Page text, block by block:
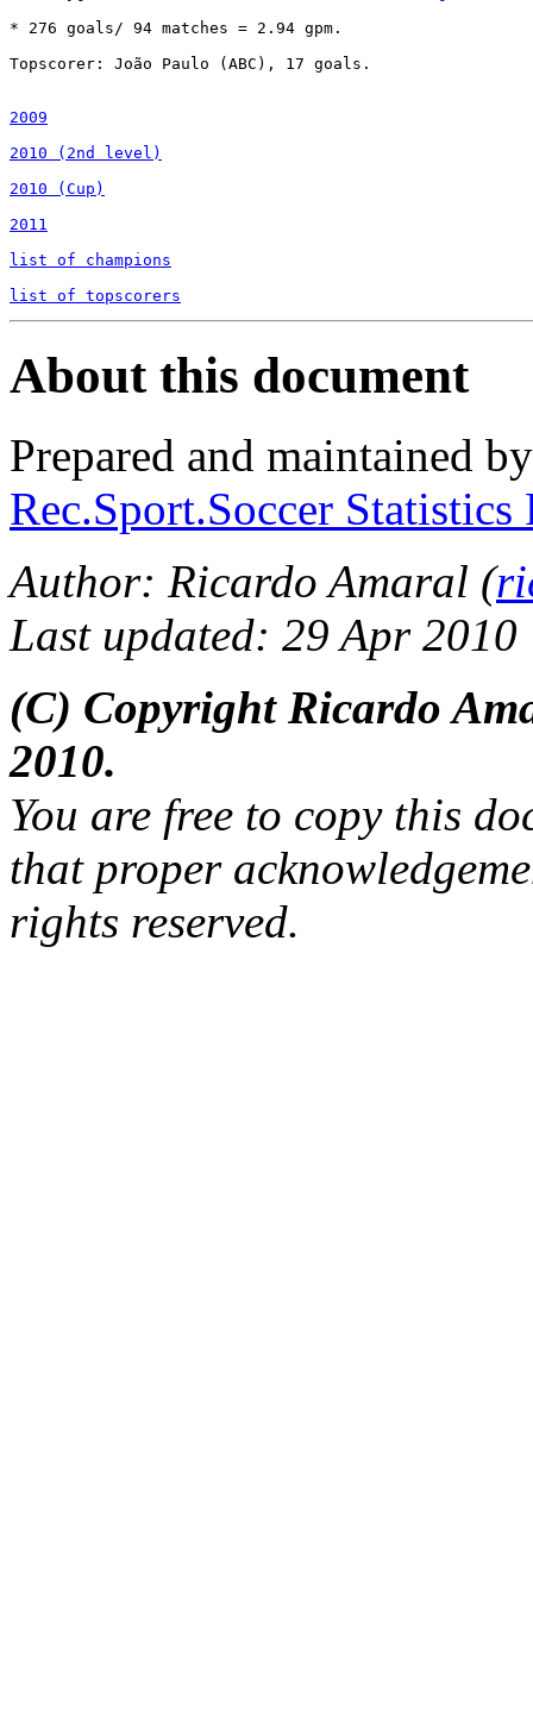
* 276 goals/ 94 matches = 2.94 gpm.
Topscorer: João Paulo (ABC), 17 goals.
2009
2010 (2nd level)
2010 (Cup)
2011
list of champions
list of topscorers
About this document
Prepared and maintained
Rec.Sport.Soccer
Author: Ricardo Amaral (
Last updated: 29 Apr 2010
(C) Copyright Ricardo
2010.
You are free to copy this
that proper
rights reserved.